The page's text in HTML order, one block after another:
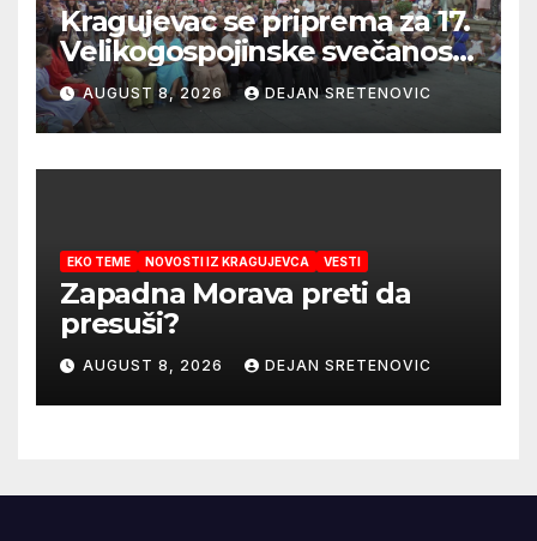
Kragujevac se priprema za 17.
Velikogospojinske svečanosti
koje počinju 27. avgusta!
AUGUST 8, 2026 DEJAN SRETENOVIC
EKO TEME NOVOSTI IZ KRAGUJEVCA VESTI
Zapadna Morava preti da
presuši?
AUGUST 8, 2026 DEJAN SRETENOVIC